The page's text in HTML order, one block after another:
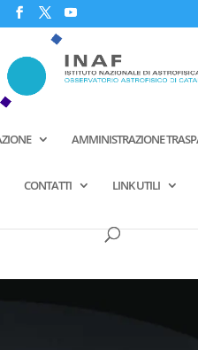
AMMINISTRAZIONE
CONTATTI LINK UTILI